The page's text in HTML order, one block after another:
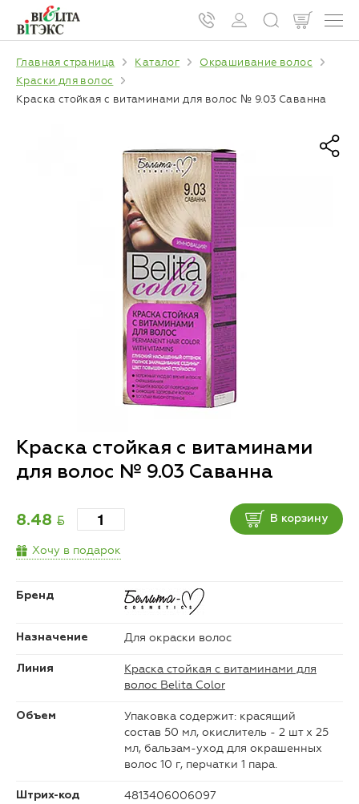
Главная страница Каталог
Окрашивание волос
Краски для волос
Краска стойкая с витаминами для волос № 9.03 Саванна
Краска стойкая с витаминами
для волос № 9.03 Саванна
8.48 BYN В корзину
Хочу в подарок
Бренд
Назначение Для окраски волос
Линия
Краска стойкая с витаминами для
волос Belita Color
Объем
Упаковка содержит: красящий
состав 50 мл, окислитель - 2 шт х 25
мл, бальзам-уход для окрашенных
волос 10 г, перчатки 1 пара.
Штрих-код 4813406006097